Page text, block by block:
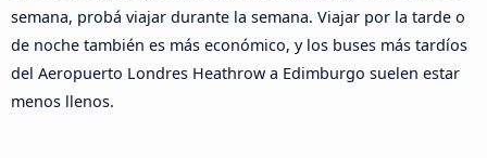
semana, probá viajar durante la semana. Viajar por la tarde o
de noche también es más económico, y los buses más tardíos
del Aeropuerto Londres Heathrow a Edimburgo suelen estar
menos llenos.